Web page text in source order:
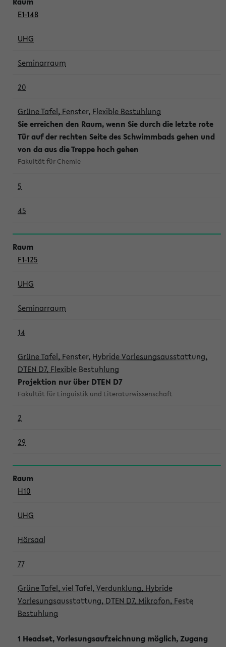
E1-148
UHG
Seminarraum
20
Grüne Tafel, Fenster, Flexible Bestuhlung
Sie erreichen den Raum, wenn Sie durch die letzte rote
Tür auf der rechten Seite des Schwimmbads gehen und
von da aus die Treppe hoch gehen
Fakultät für Chemie
5
45
F1-125
UHG
Seminarraum
14
Grüne Tafel, Fenster, Hybride Vorlesungsausstattung,
DTEN D7, Flexible Bestuhlung
Projektion nur über DTEN D7
Fakultät für Linguistik und Literaturwissenschaft
2
29
H10
UHG
Hörsaal
77
Grüne Tafel, viel Tafel, Verdunklung, Hybride
Vorlesungsausstattung, DTEN D7, Mikrofon, Feste
Bestuhlung
1 Headset, Vorlesungsaufzeichnung möglich, Zugang